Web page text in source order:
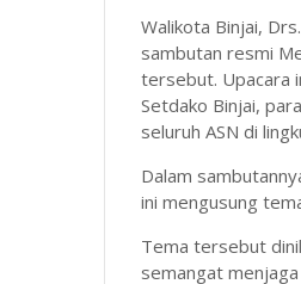
Walikota Binjai,
sambutan resmi
tersebut. Upacara
Setdako Binjai,
seluruh ASN di
Dalam
ini mengusung
Tema tersebut
semangat